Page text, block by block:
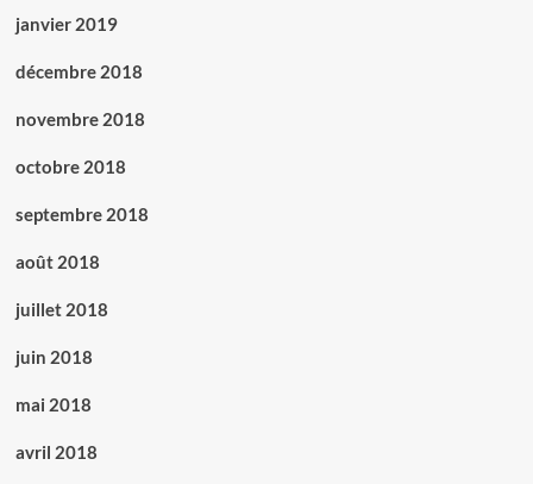
janvier 2019
décembre 2018
novembre 2018
octobre 2018
septembre 2018
août 2018
juillet 2018
juin 2018
mai 2018
avril 2018